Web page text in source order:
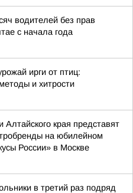
водителей без прав
с начала года
ирги от птиц:
и хитрости
Алтайского края представят
на юбилейном
России» в Москве
в третий раз подряд